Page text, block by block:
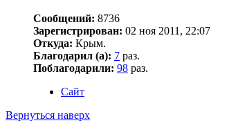
Сообщений: 8736
Зарегистрирован: 02 ноя 2011, 22:07
Откуда: Крым.
Благодарил (а): 7 раз.
Поблагодарили: 98 раз.
Сайт
Вернуться наверх